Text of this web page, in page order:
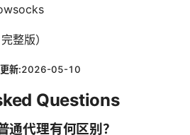
整版）
更新:2026-05-10
Questions
通代理有何区别？